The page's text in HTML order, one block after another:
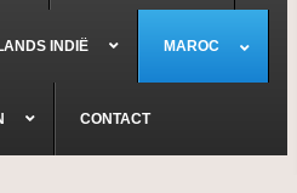
INDIË MAROC
CONTACT